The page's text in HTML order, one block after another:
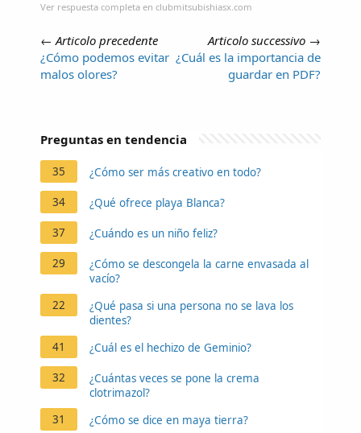
Ver respuesta completa en clubmitsubishiasx.com
←Articolo precedente
¿Cómo podemos evitar
malos olores?
Articolo successivo →
¿Cuál es la importancia de
guardar en PDF?
Preguntas en tendencia
35 ¿Cómo ser más creativo en todo?
34 ¿Qué ofrece playa Blanca?
37 ¿Cuándo es un niño feliz?
29
¿Cómo se descongela la carne envasada al
vacío?
22
¿Qué pasa si una persona no se lava los
dientes?
41
¿Cuál es el hechizo de Geminio?
32
¿Cuántas veces se pone la crema
clotrimazol?
31
¿Cómo se dice en maya tierra?